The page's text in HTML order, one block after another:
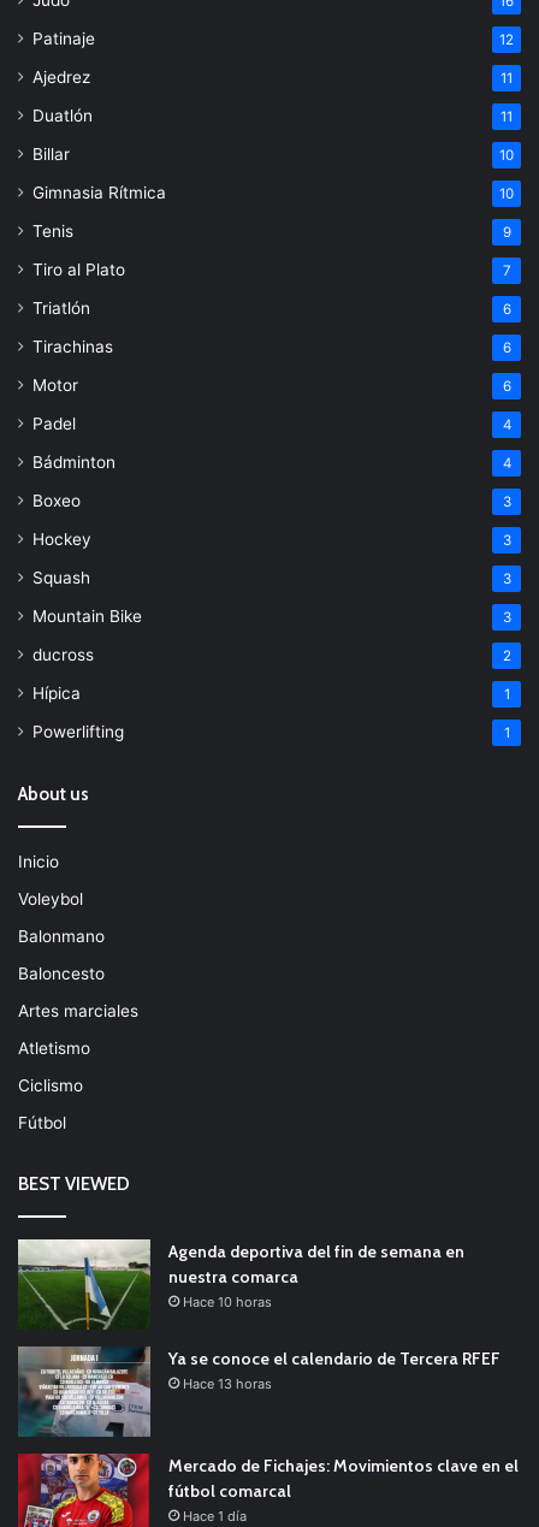
Patinaje 12
Ajedrez 11
Duatlón 11
Billar 10
Gimnasia Rítmica 10
Tenis 9
Tiro al Plato 7
Triatlón 6
Tirachinas 6
Motor 6
Padel 4
Bádminton 4
Boxeo 3
Hockey 3
Squash 3
Mountain Bike 3
ducross 2
Hípica 1
Powerlifting 1
About us
Inicio
Voleybol
Balonmano
Baloncesto
Artes marciales
Atletismo
Ciclismo
Fútbol
BEST VIEWED
Agenda deportiva del fin de semana en
nuestra comarca
Hace 10 horas
Ya se conoce el calendario de Tercera RFEF
Hace 13 horas
Mercado de Fichajes: Movimientos clave en el
fútbol comarcal
Hace 1 día